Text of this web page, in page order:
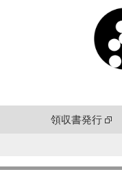
領収書発行